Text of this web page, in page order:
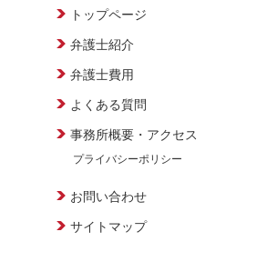
トップページ
弁護士紹介
弁護士費用
よくある質問
事務所概要・アクセス
プライバシーポリシー
お問い合わせ
サイトマップ